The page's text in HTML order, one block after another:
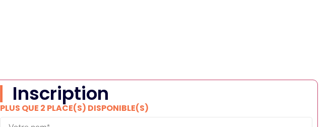
Inscription
PLUS QUE 2 PLACE(S) DISPONIBLE(S)